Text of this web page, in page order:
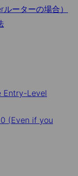
ーターの場合）
Entry-Level
(Even if you